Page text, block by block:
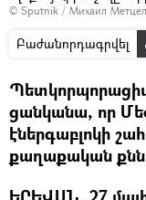
© Sputnik / Михаил
Բաժանորդագրվել
ցանկանա, որ
էներգաբլոկի
քաղաքական